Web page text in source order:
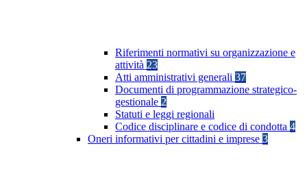
Riferimenti normativi su organizzazione e
attività 23
Atti amministrativi generali 37
Documenti di programmazione strategico-
gestionale 2
Statuti e leggi regionali
Codice disciplinare e codice di condotta 4
Oneri informativi per cittadini e imprese 3